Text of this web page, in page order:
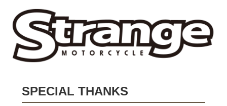
SPECIAL THANKS